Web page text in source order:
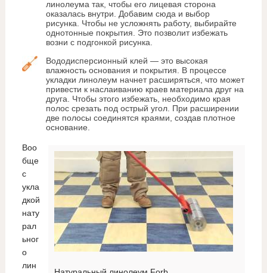
линолеума так, чтобы его лицевая сторона
оказалась внутри. Добавим сюда и выбор
рисунка. Чтобы не усложнять работу, выбирайте
однотонные покрытия. Это позволит избежать
возни с подгонкой рисунка.
Вододисперсионный клей — это высокая
влажность основания и покрытия. В процессе
укладки линолеум начнет расширяться, что может
привести к наслаиванию краев материала друг на
друга. Чтобы этого избежать, необходимо края
полос срезать под острый угол. При расширении
две полосы соединятся краями, создав плотное
основание.
Воо
бще
с
укла
дкой
нату
рал
ьног
о
лин